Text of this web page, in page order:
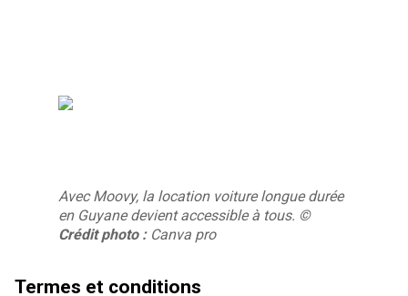
Avec Moovy, la location voiture longue durée
en Guyane devient accessible à tous. ©
Crédit photo : Canva pro
Termes et conditions